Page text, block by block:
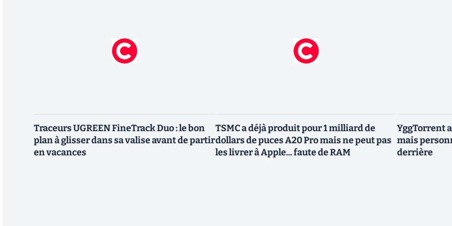
Traceurs UGREEN FineTrack Duo : le bon
plan à glisser dans sa valise avant de partir
en vacances
TSMC a déjà produit pour 1 milliard de
dollars de puces A20 Pro mais ne peut pas
les livrer à Apple... faute de RAM
YggTorrent
mais
derrière